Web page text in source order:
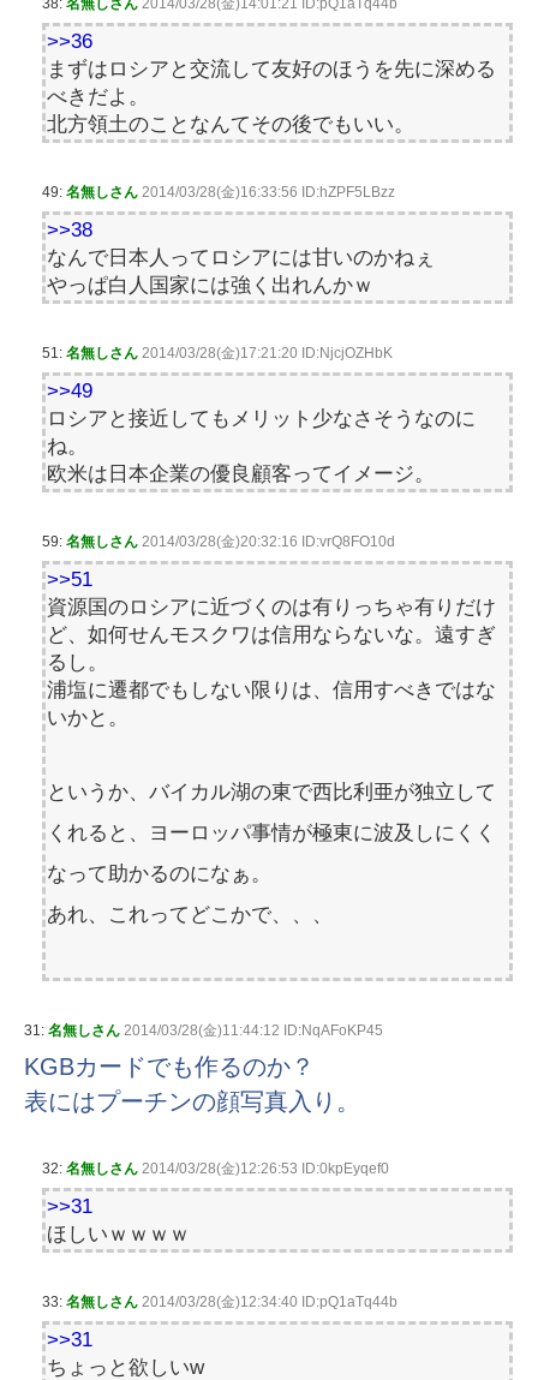
>>36
まずはロシアと交流して友好のほうを先に深める
べきだよ。
北方領土のことなんてその後でもいい。
49: 名無しさん 2014/03/28(金)16:33:56 ID:hZPF5LBzz
>>38
なんで日本人ってロシアには甘いのかねぇ
やっぱ白人国家には強く出れんかｗ
51: 名無しさん 2014/03/28(金)17:21:20 ID:NjcjOZHbK
>>49
ロシアと接近してもメリット少なさそうなのに
ね。
欧米は日本企業の優良顧客ってイメージ。
59: 名無しさん 2014/03/28(金)20:32:16 ID:vrQ8FO10d
>>51
資源国のロシアに近づくのは有りっちゃ有りだけ
ど、如何せんモスクワは信用ならないな。遠すぎ
るし。
浦塩に遷都でもしない限りは、信用すべきではな
いかと。
というか、バイカル湖の東で西比利亜が独立して
くれると、ヨーロッパ事情が極東に波及しにくく
なって助かるのになぁ。
あれ、これってどこかで、、、
31: 名無しさん 2014/03/28(金)11:44:12 ID:NqAFoKP45
KGBカードでも作るのか？
表にはプーチンの顔写真入り。
32: 名無しさん 2014/03/28(金)12:26:53 ID:0kpEyqef0
>>31
ほしいｗｗｗｗ
33: 名無しさん 2014/03/28(金)12:34:40 ID:pQ1aTq44b
>>31
ちょっと欲しいw